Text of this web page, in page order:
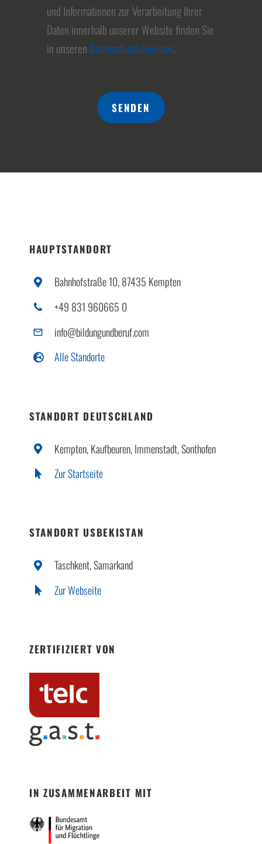
und Informationen zur Verarbeitung Ihrer
Daten innerhalb unserer Website finden Sie
in unseren Datenschutzhinweisen.
SENDEN
HAUPTSTANDORT
Bahnhofstraße 10, 87435 Kempten
+49 831 960665 0
info@bildungundberuf.com
Alle Standorte
STANDORT DEUTSCHLAND
Kempten, Kaufbeuren, Immenstadt, Sonthofen
Zur Startseite
STANDORT USBEKISTAN
Taschkent, Samarkand
Zur Webseite
ZERTIFIZIERT VON
IN ZUSAMMENARBEIT MIT